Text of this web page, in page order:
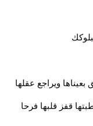
ويراجع عقلها
قفز قلبها فرحا